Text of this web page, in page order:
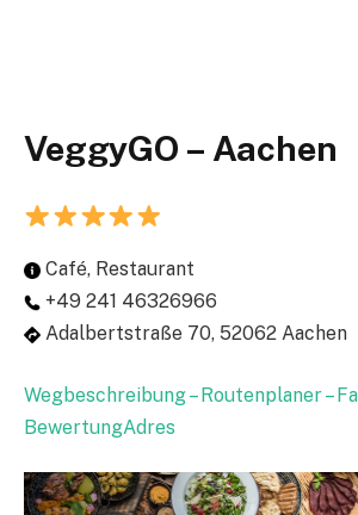
VeggyGO – Aachen
Café, Restaurant
+49 241 46326966
Adalbertstraße 70, 52062 Aachen
Wegbeschreibung – Routenplaner –
BewertungAdres